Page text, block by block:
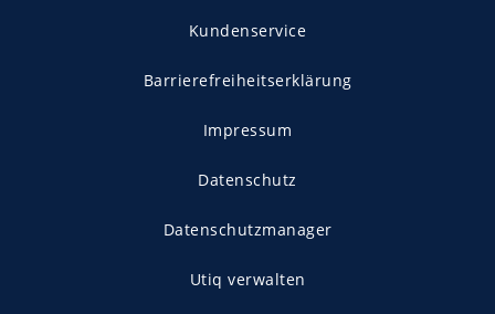
Kundenservice
Barrierefreiheitserklärung
Impressum
Datenschutz
Datenschutzmanager
Utiq verwalten